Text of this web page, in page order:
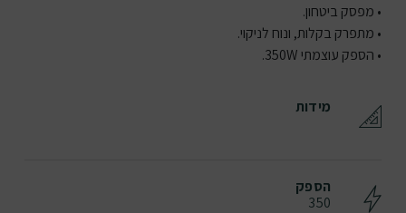
• מפסק ביטחון.
• מתפרק בקלות, ונוח לניקוי.
• הספק עוצמתי 350W.
מידות
הספק
350